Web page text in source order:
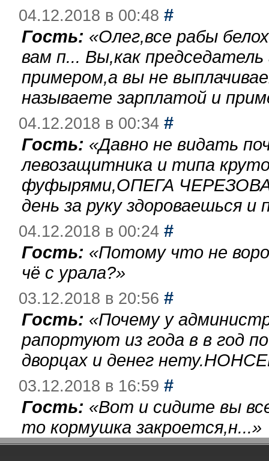
04.12.2018 в 00:48 #
Гость: «Олег,все рабы
вам п... Вы,как
примером,а вы не
называете зарплатой и
04.12.2018 в 00:34 #
Гость: «Давно не видать
левозащитника и типа
фуфырями,ОПЕГА
день за руку здороваешься
04.12.2018 в 00:24 #
Гость: «Потому что не
чё с урала?»
03.12.2018 в 20:56 #
Гость: «Почему у
рапортуют из года в в год
дворцах и денег
03.12.2018 в 16:59 #
Гость: «Вот и сидите вы
то кормушка закроется,н...»